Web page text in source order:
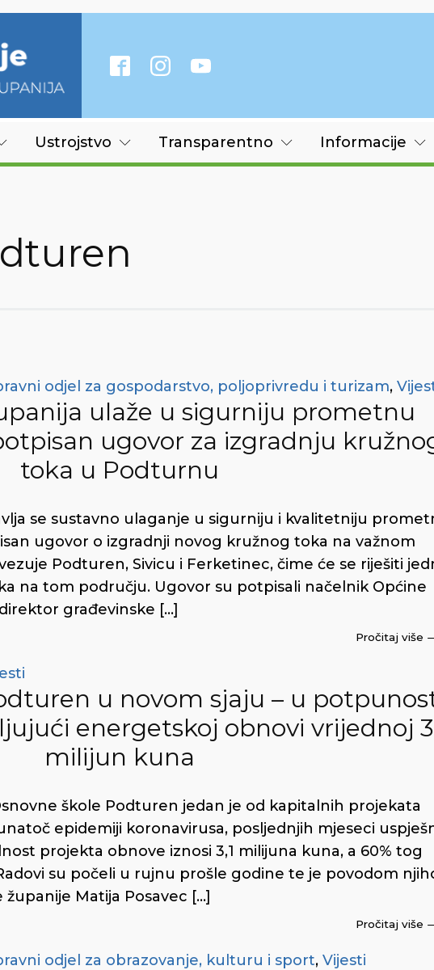
Ustrojstvo Transparentno Informacije
odjel za gospodarstvo, poljoprivredu i turizam,
ulaže u sigurniju prometnu
ugovor za izgradnju
toka u Podturnu
se sustavno ulaganje u sigurniju i kvalitetniju
ugovor o izgradnji novog kružnog toka na važnom
Podturen, Sivicu i Ferketinec, čime će se riješiti
na tom području. Ugovor su potpisali načelnik Općine
građevinske […]
Pročitaj više
u novom sjaju – u
energetskoj obnovi vrijednoj
milijun kuna
škole Podturen jedan je od kapitalnih projekata
epidemiji koronavirusa, posljednjih mjeseci
projekta obnove iznosi 3,1 milijuna kuna, a 60% tog
su počeli u rujnu prošle godine te je povodom
Matija Posavec […]
Pročitaj više
odjel za obrazovanje, kulturu i sport, Vijesti